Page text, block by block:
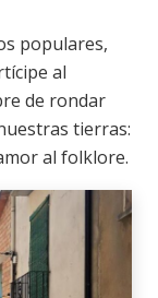
populares,
al
de rondar
tierras:
al folklore.